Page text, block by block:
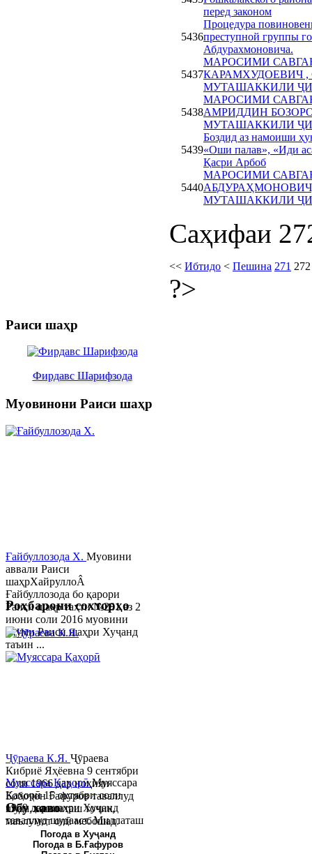
перед законом
5436
Процедура
преступной группы
Абдурахмоновича.
5437
МАРОСИМИ
КАРАМХУДОЕВИЧ ,
МУТАШАККИЛИ
5438
МАРОСИМИ
АМРИДДИН
МУТАШАККИЛИ
5439
Боздид аз намоиши
«Оши палав», «Иди
Қасри Арбоб
5440
МАРОСИМИ
МУТАШАККИЛИ
Саҳифаи
<< Ибтидо < Пешина 271 272
?>
Раиси шаҳр
Фирдавс Шарифзода
Муовинони Раиси шаҳр
Ғайбуллозода Х. Муовини
аввали Раиси
шаҳрХайруллоÂ
Ғайбуллозода бо қарори
Раиси шаҳр таҳти №281 аз 2
июни соли 2016 муовини
якуми Раиси шаҳри Хуҷанд
таъин ...
Муяссара ҚаҳорӣМуяссара
Қаҳорӣ 15 октябри соли
1979 дар шаҳри Хуҷанд
таваллуд шудааст. Миллаташ
тоҷик. Маълумот олӣ. Соли
2002 Донишгоҳи давлатии
Роҳбарони сохторҳо
Ҷӯраева К.Я. Ҷӯраева
Кибриё Яҳёевна 9 сентябри
соли 1966 дар ноҳияи
Бобоҷон Ғафуров таваллуд
шуда, миллаташ тоҷик,
маълумот олӣ мебошад.
Соли 1997 Донишг...
Обу хаво
Погода в Хуҷанд
Погода в Б.Ғафуров